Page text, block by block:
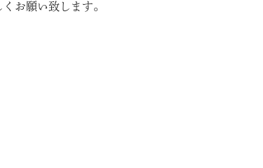
お願い致します。